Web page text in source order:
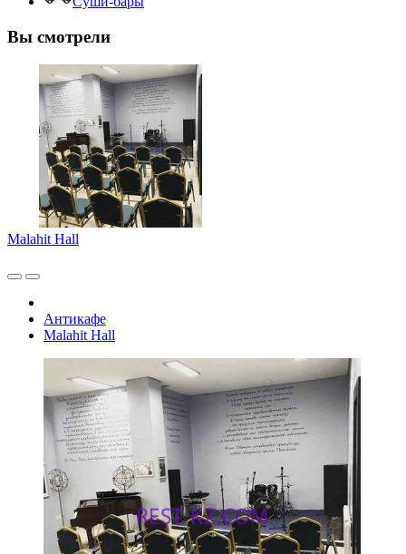
Вы смотрели
Malahit Hall
Антикафе
Malahit Hall